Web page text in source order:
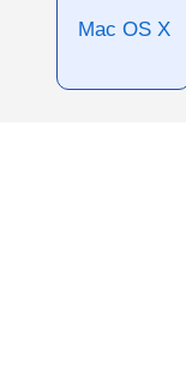
Mac OS X